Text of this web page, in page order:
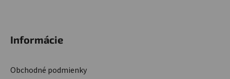
Informácie
Obchodné podmienky